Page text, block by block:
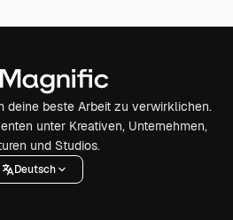
deine beste Arbeit zu verwirklichen.
unter Kreativen, Unternehmen,
und Studios.
Deutsch